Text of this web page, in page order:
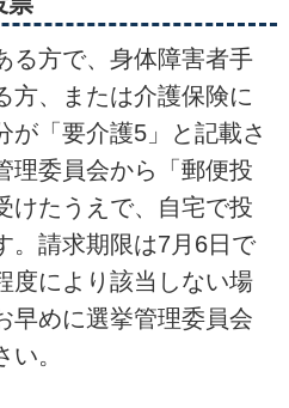
る方で、身体障害者手
方、または介護保険に
が「要介護5」と記載さ
理委員会から「郵便投
けたうえで、自宅で投
。請求期限は7月6日で
度により該当しない場
早めに選挙管理委員会
。